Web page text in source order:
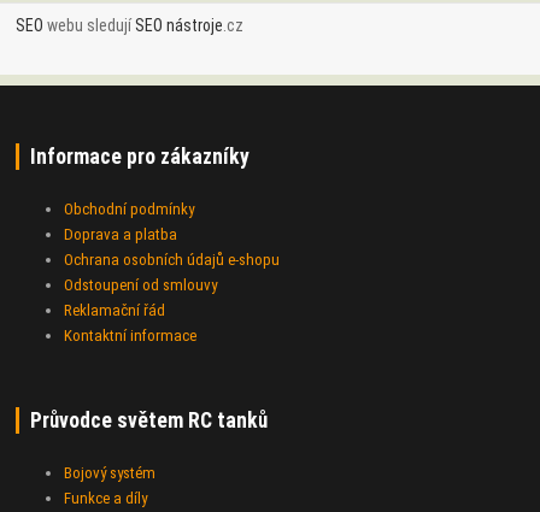
SEO webu sledujíSEO nástroje.cz
Informace pro zákazníky
Obchodní podmínky
Doprava a platba
Ochrana osobních údajů e-shopu
Odstoupení od smlouvy
Reklamační řád
Kontaktní informace
Průvodce světem RC tanků
Bojový systém
Funkce a díly